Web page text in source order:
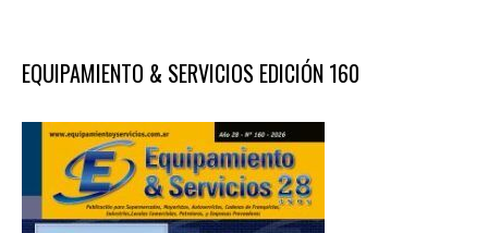
EQUIPAMIENTO & SERVICIOS EDICIÓN 160